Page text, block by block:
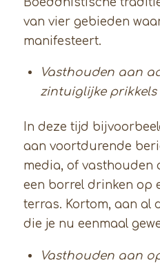
van vier gebieden
manifesteert.
Vasthouden aan
zintuiglijke prikkels
In deze tijd
aan voortdurende
media, of vasthouden
een borrel drinken op
terras. Kortom, aan al
die je nu eenmaal
Vasthouden aan